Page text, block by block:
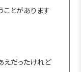
ことがあります
えだったけれど